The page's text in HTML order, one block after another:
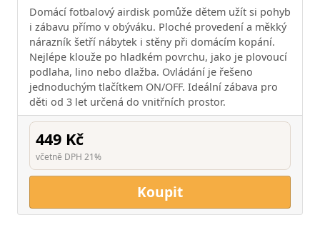
Domácí fotbalový airdisk pomůže dětem užít si pohyb
i zábavu přímo v obýváku. Ploché provedení a měkký
nárazník šetří nábytek i stěny při domácím kopání.
Nejlépe klouže po hladkém povrchu, jako je plovoucí
podlaha, lino nebo dlažba. Ovládání je řešeno
jednoduchým tlačítkem ON/OFF. Ideální zábava pro
děti od 3 let určená do vnitřních prostor.
449 Kč
včetně DPH 21%
Koupit